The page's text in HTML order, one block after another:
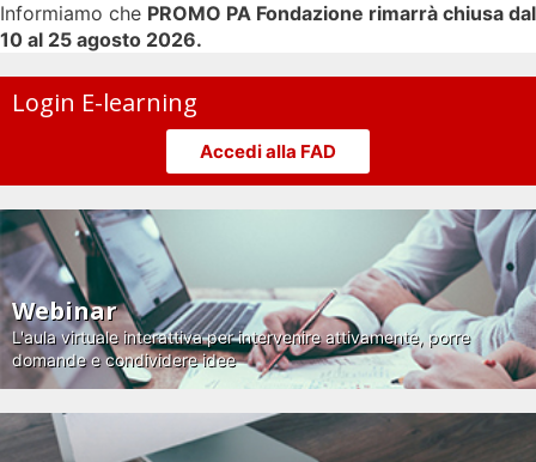
Informiamo che PROMO PA Fondazione rimarrà chiusa dal
10 al 25 agosto 2026.
Login E-learning
Accedi alla FAD
Webinar
L'aula virtuale interattiva per intervenire attivamente, porre
domande e condividere idee